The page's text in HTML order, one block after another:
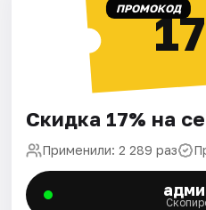
ПРОМОКОД
Скидка 17% на
Применили: 2 289 раз